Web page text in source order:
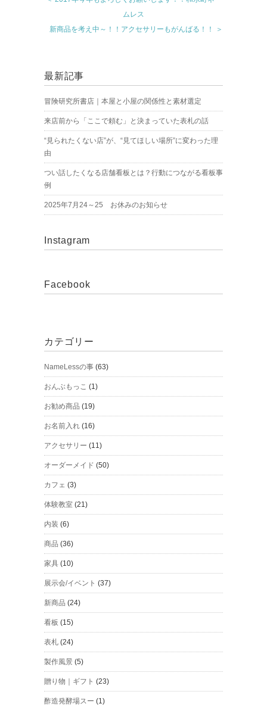
ムレス
新商品を考え中～！！アクセサリーもがんばる！！ ＞
最新記事
冒険研究所書店｜本屋と小屋の関係性と素材選定
来店前から「ここで頼む」と決まっていた表札の話
“見られたくない店”が、“見てほしい場所”に変わった理
由
つい話したくなる店舗看板とは？行動につながる看板事
例
2025年7月24～25 お休みのお知らせ
Instagram
Facebook
カテゴリー
NameLessの事 (63)
おんぶもっこ (1)
お勧め商品 (19)
お名前入れ (16)
アクセサリー (11)
オーダーメイド (50)
カフェ (3)
体験教室 (21)
内装 (6)
商品 (36)
家具 (10)
展示会/イベント (37)
新商品 (24)
看板 (15)
表札 (24)
製作風景 (5)
贈り物｜ギフト (23)
酢造発酵場スー (1)